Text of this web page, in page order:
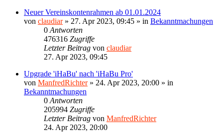
Neuer Vereinskontenrahmen ab 01.01.2024
von claudiar» 27. Apr 2023, 09:45 » in Bekanntmachungen
0 Antworten
476316 Zugriffe
Letzter Beitrag von claudiar
27. Apr 2023, 09:45
Upgrade 'iHaBu' nach 'iHaBu Pro'
von ManfredRichter» 24. Apr 2023, 20:00 » in
Bekanntmachungen
0 Antworten
205994 Zugriffe
Letzter Beitrag von ManfredRichter
24. Apr 2023, 20:00